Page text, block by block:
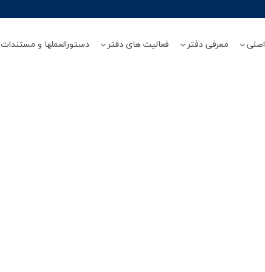
معرفی دفتر فعالیت های دفتر دستورالعملها و مستندات